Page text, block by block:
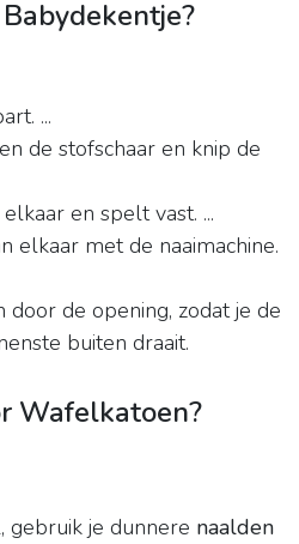
...
de stofschaar en knip de
en spelt vast. ...
elkaar met de naaimachine.
de opening, zodat je de
buiten draait.
Wafelkatoen?
gebruik je dunnere naalden